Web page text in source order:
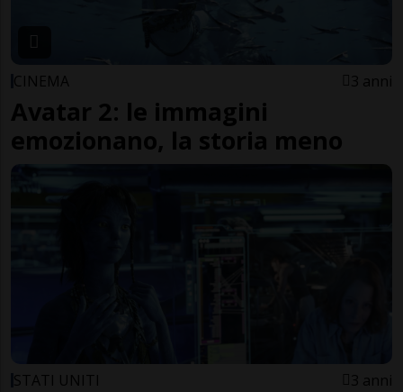
CINEMA 3 anni
Avatar 2: le immagini
emozionano, la storia meno
STATI UNITI 3 anni